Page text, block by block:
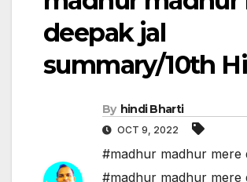
deepak jal
summary/10th
By hindi Bharti
OCT 9, 2022
#madhur madhur mere
#madhur madhur mere